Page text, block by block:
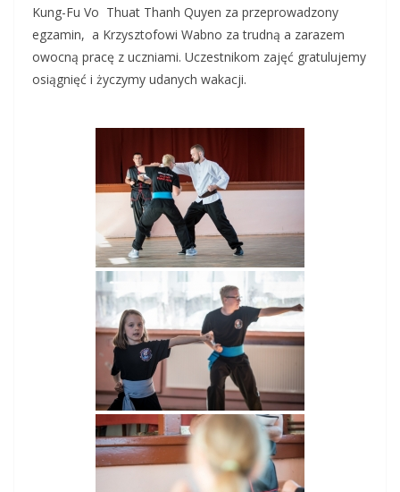
Kung-Fu Vo Thuat Thanh Quyen za przeprowadzony
egzamin, a Krzysztofowi Wabno za trudną a zarazem
owocną pracę z uczniami. Uczestnikom zajęć gratulujemy
osiągnięć i życzymy udanych wakacji.